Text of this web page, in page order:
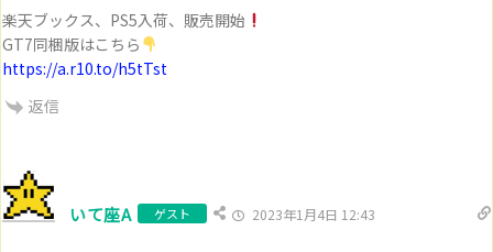
楽天ブックス、PS5入荷、販売開始
GT7同梱版はこちら
https://a.r10.to/h5tTst
返信
いて座A ゲスト 2023年1月4日 12:43